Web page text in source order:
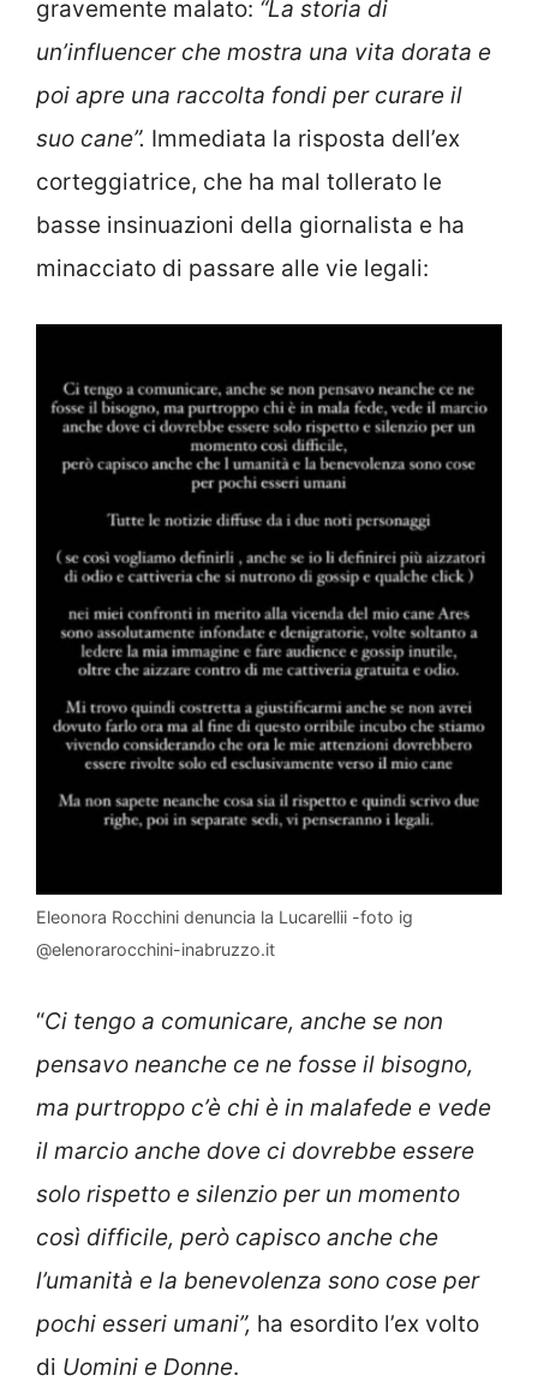
gravemente malato: “La storia di
un’influencer che mostra una vita dorata e
poi apre una raccolta fondi per curare il
suo cane”. Immediata la risposta dell’ex
corteggiatrice, che ha mal tollerato le
basse insinuazioni della giornalista e ha
minacciato di passare alle vie legali:
Eleonora Rocchini denuncia la Lucarellii -foto ig
@elenorarocchini-inabruzzo.it
“Ci tengo a comunicare, anche se non
pensavo neanche ce ne fosse il bisogno,
ma purtroppo c’è chi è in malafede e vede
il marcio anche dove ci dovrebbe essere
solo rispetto e silenzio per un momento
così difficile, però capisco anche che
l’umanità e la benevolenza sono cose per
pochi esseri umani”, ha esordito l’ex volto
di Uomini e Donne.